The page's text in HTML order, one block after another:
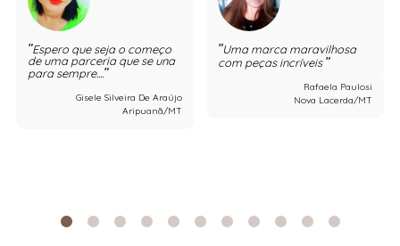
Espero que seja o começo
de uma parceria que se una
para sempre....
Gisele Silveira De Araújo
Aripuanã/MT
Uma marca maravilhosa
com peças incríveis
Rafaela Paulosi
Nova Lacerda/MT